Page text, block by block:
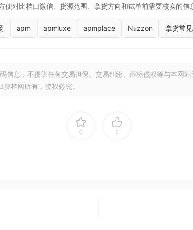
便对比档口微信、货源范围、拿货方向和试单前需要核实的信
apm apmluxe apmplace Nuzzon 拿货常
信息，不提供任何交易担保。交易纠纷、商标侵权等与本网
档网所有，侵权必究。
0 0